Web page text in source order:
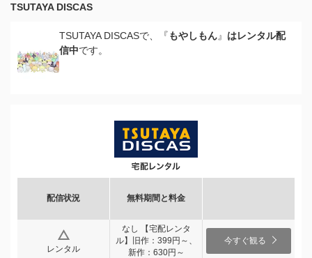
TSUTAYA DISCAS
TSUTAYA DISCASで、『もやしもん』 はレンタル配
信中です。
配信状況 無料期間と料金
レンタル
なし 【宅配レンタ
ル】旧作：399円～、
新作：630円～
今すぐ観る